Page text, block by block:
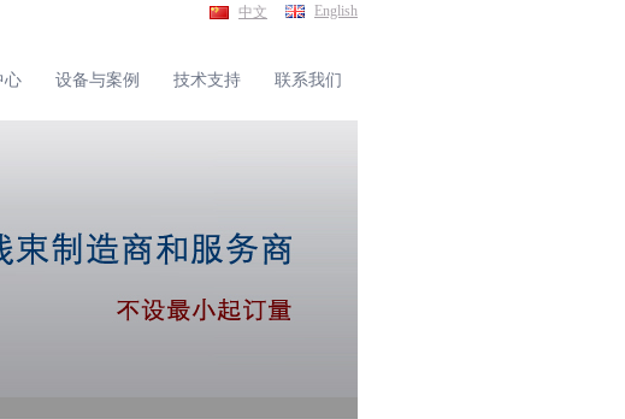
English
中文
心 设备与案例 技术支持 联系我们